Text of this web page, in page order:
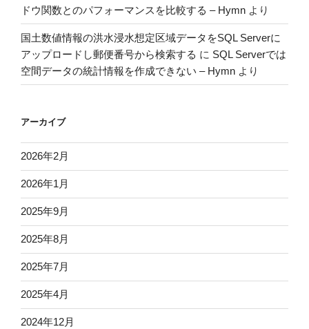
ドウ関数とのパフォーマンスを比較する – Hymn より
国土数値情報の洪水浸水想定区域データをSQL Serverに
アップロードし郵便番号から検索する に SQL Serverでは
空間データの統計情報を作成できない – Hymn より
アーカイブ
2026年2月
2026年1月
2025年9月
2025年8月
2025年7月
2025年4月
2024年12月